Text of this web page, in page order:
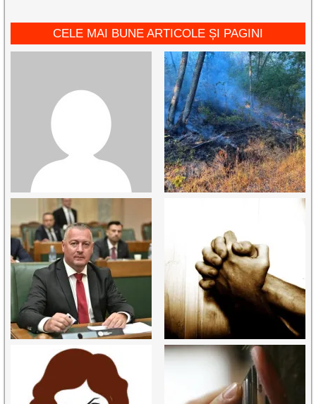
CELE MAI BUNE ARTICOLE ȘI PAGINI